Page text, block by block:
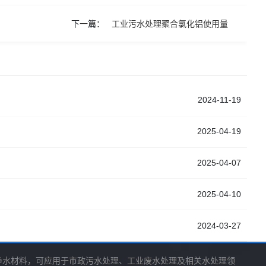
下一篇： 工业污水处理聚合氯化铝使用量
2024-11-19
2025-04-19
2025-04-07
2025-04-10
2024-03-27
材料，可应用于市政污水处理、工业废水处理及相关水处理领